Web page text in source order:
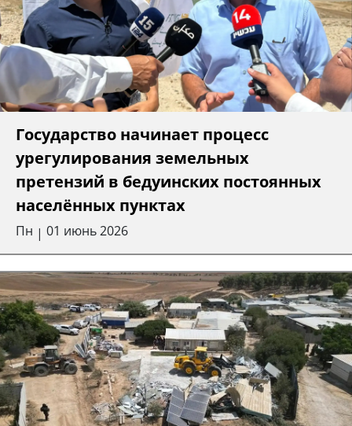
Государство начинает процесс
урегулирования земельных
претензий в бедуинских постоянных
населённых пунктах
Пн | 01 июнь 2026